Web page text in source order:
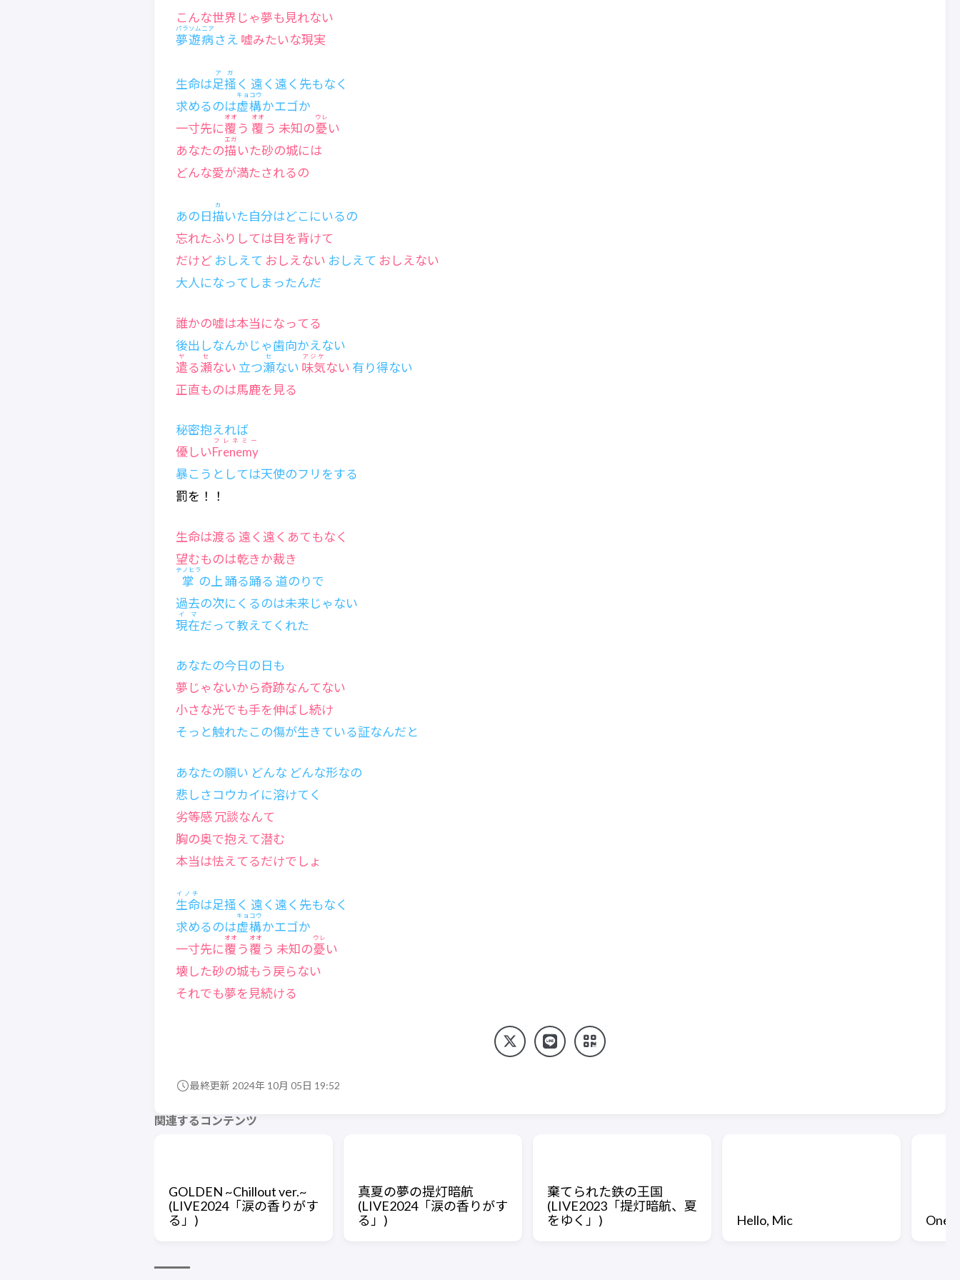
こんな世界じゃ夢も見れない
夢遊病
パラソムニア
さえ 嘘みたいな現実
生命は足掻
アガ
く 遠く遠く先もなく
求めるのは虚構
キョコウ
かエゴか
一寸先に覆
オオ
う 覆
オオ
う 未知の憂
ウレ
い
あなたの描
エガ
いた砂の城には
どんな愛が満たされるの
あの日描
カ
いた自分はどこにいるの
忘れたふりしては目を背けて
だけど おしえて おしえない おしえて おしえない
大人になってしまったんだ
誰かの嘘は本当になってる
後出しなんかじゃ歯向かえない
遣
ヤ
る瀬
セ
ない 立つ瀬
セ
ない 味気
アジケ
ない 有り得ない
正直ものは馬鹿を見る
秘密抱えれば
優しいFrenemy
フレネミー
暴こうとしては天使のフリをする
罰を！！
生命は渡る 遠く遠くあてもなく
望むものは乾きか裁き
掌
テノヒラ
の上 踊る踊る 道のりで
過去の次にくるのは未来じゃない
現在
イマ
だって教えてくれた
あなたの今日の日も
夢じゃないから奇跡なんてない
小さな光でも手を伸ばし続け
そっと触れたこの傷が生きている証なんだと
あなたの願い どんな どんな形なの
悲しさコウカイに溶けてく
劣等感 冗談なんて
胸の奥で抱えて潜む
本当は怯えてるだけでしょ
生命
イノチ
は足掻く 遠く遠く先もなく
求めるのは虚構
キョコウ
かエゴか
一寸先に覆
オオ
う覆
オオ
う 未知の憂
ウレ
い
壊した砂の城もう戻らない
それでも夢を見続ける
最終更新 2024年 10月 05日 19:52
関連するコンテンツ
GOLDEN ~Chillout ver.~
(LIVE2024「涙の香りがす
る」)
真夏の夢の提灯暗航
(LIVE2024「涙の香りがす
る」)
棄てられた鉄の王国
(LIVE2023「提灯暗航、夏
をゆく」)
Hello, Mic One-